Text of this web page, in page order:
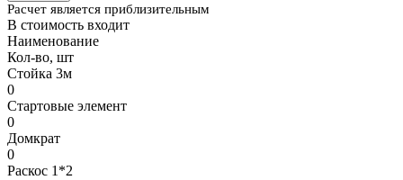
Расчет является приблизительным
В стоимость входит
Наименование
Кол-во, шт
Стойка 3м
0
Стартовые элемент
0
Домкрат
0
Раскос 1*2